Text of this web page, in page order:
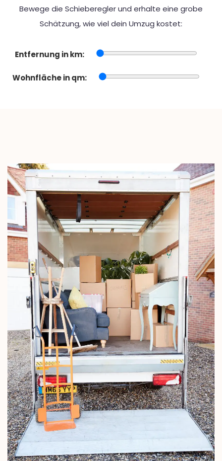
Bewege die Schieberegler und erhalte eine grobe
Schätzung, wie viel dein Umzug kostet:
Entfernung in km:
Wohnfläche in qm: